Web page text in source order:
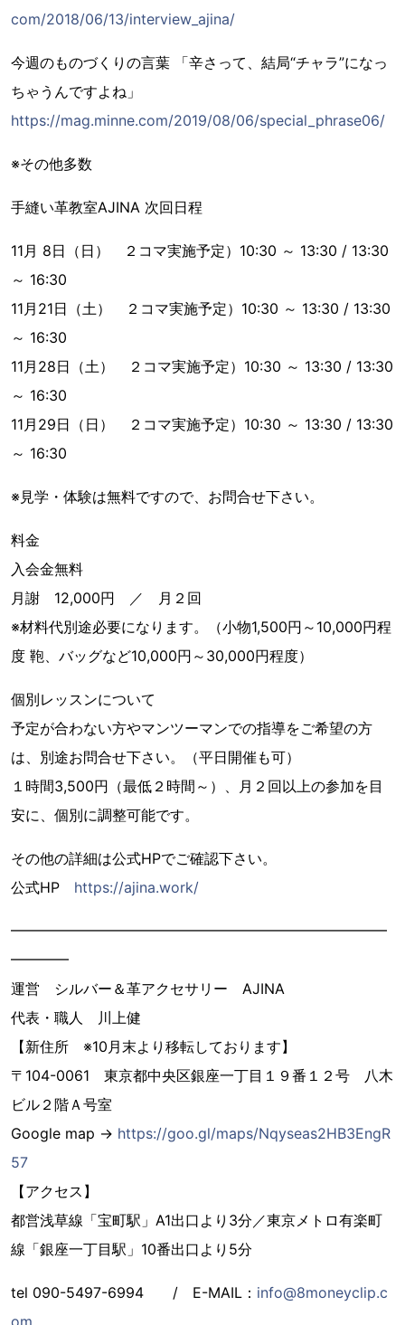
com/2018/06/13/interview_ajina/
今週のものづくりの言葉 「辛さって、結局“チャラ”になっ
ちゃうんですよね」
https://mag.minne.com/2019/08/06/special_phrase06/
※その他多数
手縫い革教室AJINA 次回日程
11月 8日（日） ２コマ実施予定）10:30 ～ 13:30 / 13:30
～ 16:30
11月21日（土） ２コマ実施予定）10:30 ～ 13:30 / 13:30
～ 16:30
11月28日（土） ２コマ実施予定）10:30 ～ 13:30 / 13:30
～ 16:30
11月29日（日） ２コマ実施予定）10:30 ～ 13:30 / 13:30
～ 16:30
※見学・体験は無料ですので、お問合せ下さい。
料金
入会金無料
月謝 12,000円 ／ 月２回
※材料代別途必要になります。（小物1,500円～10,000円程
度 鞄、バッグなど10,000円～30,000円程度）
個別レッスンについて
予定が合わない方やマンツーマンでの指導をご希望の方
は、別途お問合せ下さい。（平日開催も可）
１時間3,500円（最低２時間～）、月２回以上の参加を目
安に、個別に調整可能です。
その他の詳細は公式HPでご確認下さい。
公式HP https://ajina.work/
━━━━━━━━━━━━━━━━━━━━━━━━━━
━━━━
運営 シルバー＆革アクセサリー AJINA
代表・職人 川上健
【新住所 ※10月末より移転しております】
〒104-0061 東京都中央区銀座一丁目１９番１２号 八木
ビル２階Ａ号室
Google map → https://goo.gl/maps/Nqyseas2HB3EngR
57
【アクセス】
都営浅草線「宝町駅」A1出口より3分／東京メトロ有楽町
線「銀座一丁目駅」10番出口より5分
tel 090-5497-6994 / E-MAIL： info@8moneyclip.c
om